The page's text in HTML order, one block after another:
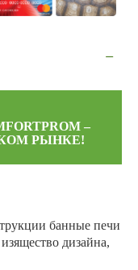
–
РЫНКЕ!
банные печи
дизайна,